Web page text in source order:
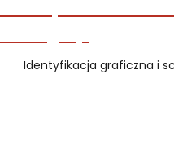
Identyfikacja graficzna i